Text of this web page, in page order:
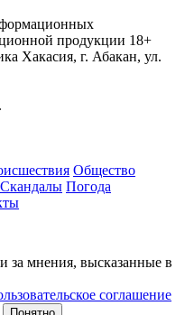
продукции 18+
Хакасия, г. Абакан, ул.
Общество
Скандалы Погода
за мнения, высказанные в
соглашение